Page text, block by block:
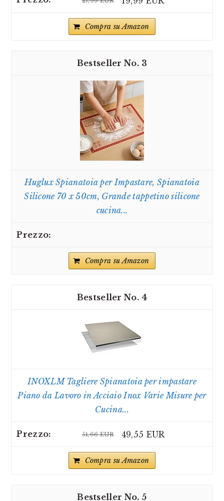
Compra su Amazon
3
Huglux Spianatoia per Impastare, Spianatoia
Silicone 70 x 50cm, Grande tappetino silicone
cucina...
Compra su Amazon
4
INOXLM Tagliere Spianatoia per impastare
Piano da Lavoro in Acciaio Inox Varie Misure per
Cucina...
51,66 EUR 49,55 EUR
Compra su Amazon
5